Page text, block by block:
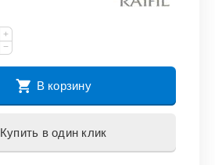
+
−
В корзину
Купить в один клик